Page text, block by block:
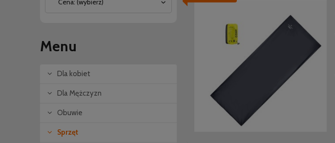
Cena: (wybierz)
Menu
Dla kobiet
Dla Mężczyzn
Obuwie
Sprzęt